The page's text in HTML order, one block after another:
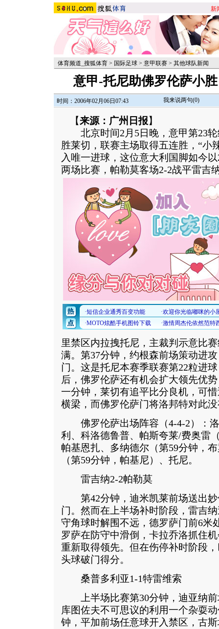
新
体育频道_搜狐体育 > 国际足球 > 意甲联赛 > 其他球队新闻
意甲-托尼助佛罗伦萨小
时间：2006年02月06日07:43 我来说两句(0)
【来源：广州日报 】
北京时间2月5日晚，意甲第23轮
胜莱切，联赛主场取得五连胜，“小
入唯一进球，这位意大利国脚如今
两场比赛，帕勒莫客场2-2战平雷吉
里禁区内拉拽托尼，主裁判示意比
满。第37分钟，约根森前场策动进
门。这是托尼本赛季联赛第22粒进
后，佛罗伦萨还有机会扩大领先优
一分钟，莱切有追平比分良机，可
横梁，而佛罗伦萨门将洛邦特对此
佛罗伦萨出场阵容（4-4-2）：洛
利、科洛德鲁普、帕斯夸莱/费奥雷
帕基恩扎、多纳德尔（第59分钟，
（第59分钟，帕基尼）、托尼。
雷吉纳2-2帕勒莫
第42分钟，迪米凯莱前场送出妙
门。然而在上半场补时阶段，雷吉
守角球时解围不远，德罗萨门前6米
罗萨在防守中滑倒，卡拉乔洛抓住
重新取得领先。但在伤停补时阶段
头球破门得分。
桑普多利亚1-1特雷维索
上半场比赛第30分钟，迪亚纳前
库图佐夫不可思议的利用一个杂耍
钟，平加前场任意球开入禁区，古